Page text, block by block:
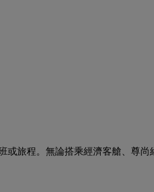
旅程。無論搭乘經濟客艙、尊